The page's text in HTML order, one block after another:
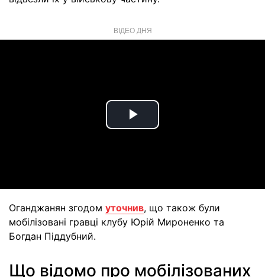
ВІДЕО ДНЯ
Play
Оганджанян згодом уточнив, що також були
мобілізовані гравці клубу Юрій Мироненко та
Богдан Піддубний.
Що відомо про мобілізованих